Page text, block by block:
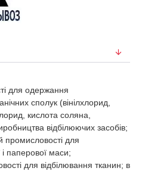
для одержання
сполук (вінілхлорид,
кислота соляна,
відбілюючих засобів;
промисловості для
паперової маси;
для відбілювання тканин; в